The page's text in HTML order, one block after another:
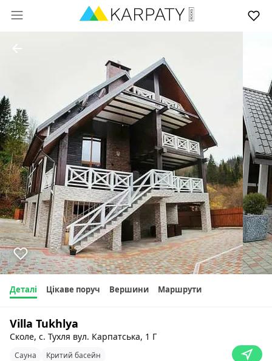
Деталі Цікаве поруч Вершини Маршрути
Villa Tukhlyа
Сколе, с. Тухля вул. Карпатська, 1 Г
Сауна Критий басейн